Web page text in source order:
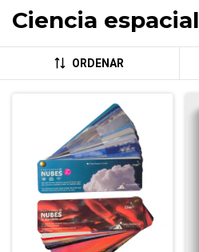
Ciencia espacial
ORDENAR